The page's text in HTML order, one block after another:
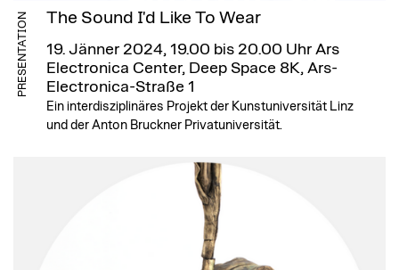
PRESENTATION The Sound I'd Like To Wear
19. Jänner 2024, 19.00 bis 20.00 Uhr Ars
Electronica Center, Deep Space 8K, Ars-
Electronica-Straße 1
Ein interdisziplinäres Projekt der Kunstuniversität Linz
und der Anton Bruckner Privatuniversität.